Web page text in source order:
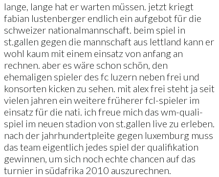
lange, lange hat er warten müssen. jetzt kriegt
fabian lustenberger endlich ein aufgebot für die
schweizer nationalmannschaft. beim spiel in
st.gallen gegen die mannschaft aus lettland kann er
wohl kaum mit einem einsatz von anfang an
rechnen. aber es wäre schon schön, den
ehemaligen spieler des fc luzern neben frei und
konsorten kicken zu sehen. mit alex frei steht ja seit
vielen jahren ein weitere früherer fcl-spieler im
einsatz für die nati. ich freue mich das wm-quali-
spiel im neuen stadion von st.gallen live zu erleben.
nach der jahrhundertpleite gegen luxemburg muss
das team eigentlich jedes spiel der qualifikation
gewinnen, um sich noch echte chancen auf das
turnier in südafrika 2010 auszurechnen.